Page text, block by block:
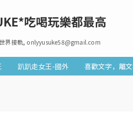
吃喝玩樂都最高
界接軌, onlyyusuke58@gmail.com
趴趴走女王-國外 喜歡文字，離